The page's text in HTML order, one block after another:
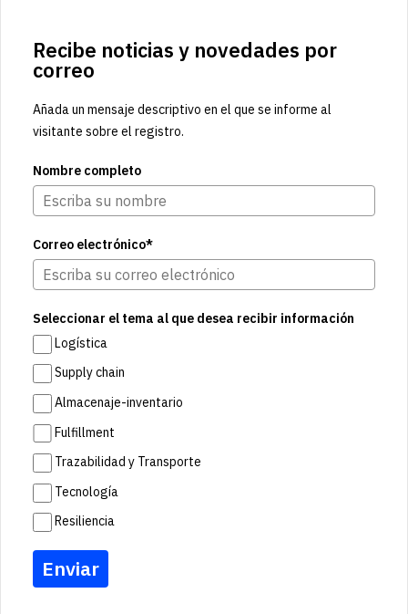
Recibe noticias y novedades por
correo
Añada un mensaje descriptivo en el que se informe al
visitante sobre el registro.
Nombre completo
Correo electrónico*
Seleccionar el tema al que desea recibir información
Logística
Supply chain
Almacenaje-inventario
Fulfillment
Trazabilidad y Transporte
Tecnología
Resiliencia
Enviar